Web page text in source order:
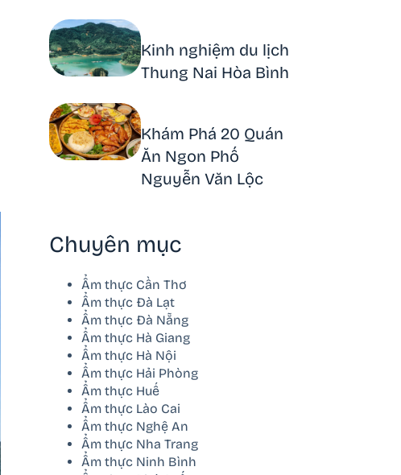
Kinh nghiệm du lịch
Thung Nai Hòa Bình
Khám Phá 20 Quán
Ăn Ngon Phố
Nguyễn Văn Lộc
Chuyên mục
Ẩm thực Cần Thơ
Ẩm thực Đà Lạt
Ẩm thực Đà Nẵng
Ẩm thực Hà Giang
Ẩm thực Hà Nội
Ẩm thực Hải Phòng
Ẩm thực Huế
Ẩm thực Lào Cai
Ẩm thực Nghệ An
Ẩm thực Nha Trang
Ẩm thực Ninh Bình